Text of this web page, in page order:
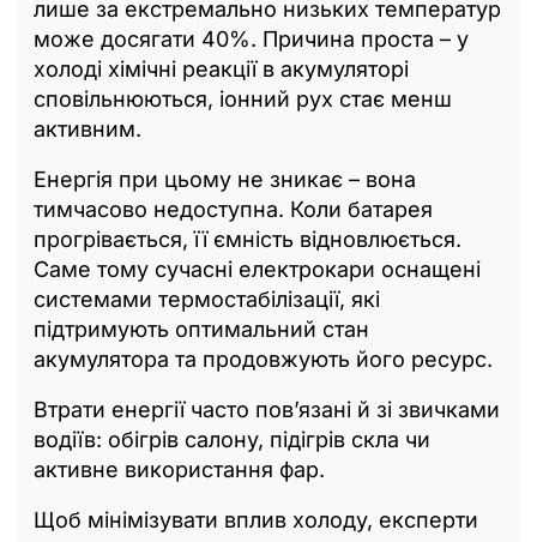
лише за екстремально низьких температур
може досягати 40%. Причина проста – у
холоді хімічні реакції в акумуляторі
сповільнюються, іонний рух стає менш
активним.
Енергія при цьому не зникає – вона
тимчасово недоступна. Коли батарея
прогрівається, її ємність відновлюється.
Саме тому сучасні електрокари оснащені
системами термостабілізації, які
підтримують оптимальний стан
акумулятора та продовжують його ресурс.
Втрати енергії часто пов’язані й зі звичками
водіїв: обігрів салону, підігрів скла чи
активне використання фар.
Щоб мінімізувати вплив холоду, експерти